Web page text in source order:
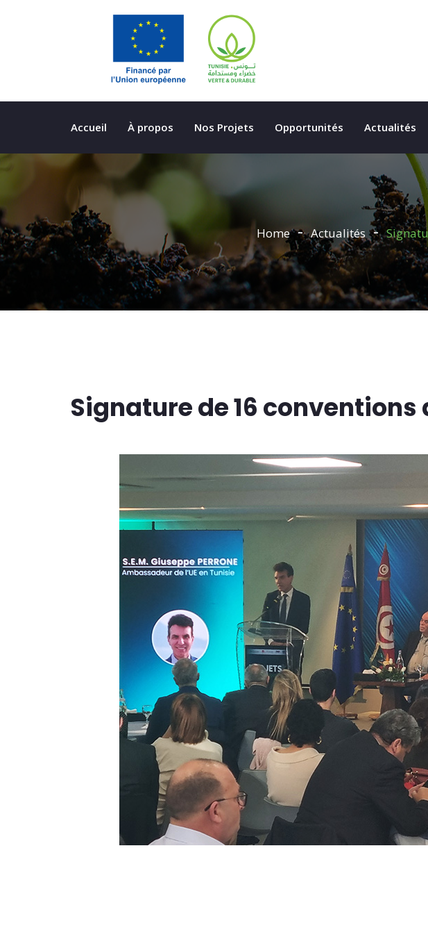
Accueil À propos Nos Projets Opportunités Actualités
Home Actualités
Signature de 16